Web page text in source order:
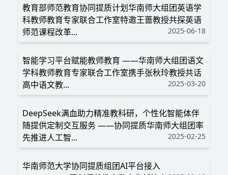
教育部师范教育协同提质计划华南师大组团英语学
科教师教育专家联合工作室特邀王蔷教授共探英语
师范课程改革...
2025-06-18
智能学习平台赋能教师教育 ——华南师大组团语文
学科教师教育专家联合工作室携手张秋玲教授共话
高中语文教...
2025-03-20
DeepSeek满血助力精准教科研，个性化智能体伴
随提供定制交互服务 ——协同提质华南师大组团率
先推进人工智...
2025-02-25
华南师范大学协同提质组团AI平台接入